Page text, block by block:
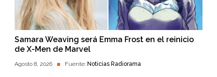
Samara Weaving será Emma Frost en el reinicio
de X-Men de Marvel
Agosto 8, 2026 Fuente: Noticias Radiorama